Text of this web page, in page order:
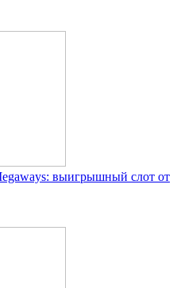
выигрышный слот от